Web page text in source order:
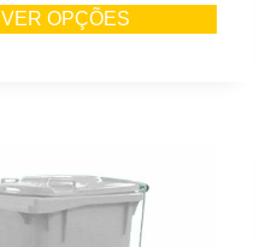
VER OPÇÕES